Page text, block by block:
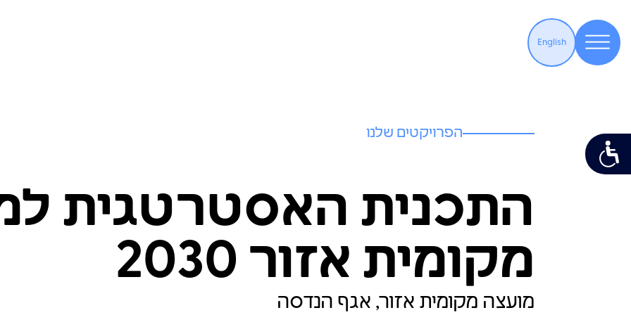
English
הפרויקטים שלנו
התכנית האסטרטגית
מקומית אזור 2030
מועצה מקומית אזור, אגף הנדסה